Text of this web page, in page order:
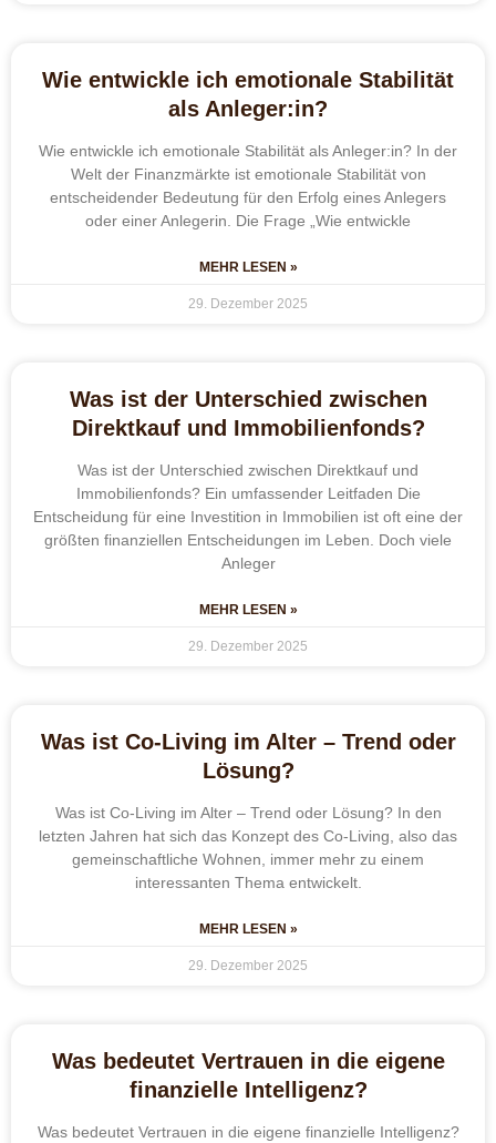
Wie entwickle ich emotionale Stabilität
als Anleger:in?
Wie entwickle ich emotionale Stabilität als Anleger:in? In der
Welt der Finanzmärkte ist emotionale Stabilität von
entscheidender Bedeutung für den Erfolg eines Anlegers
oder einer Anlegerin. Die Frage „Wie entwickle
MEHR LESEN »
29. Dezember 2025
Was ist der Unterschied zwischen
Direktkauf und Immobilienfonds?
Was ist der Unterschied zwischen Direktkauf und
Immobilienfonds? Ein umfassender Leitfaden Die
Entscheidung für eine Investition in Immobilien ist oft eine der
größten finanziellen Entscheidungen im Leben. Doch viele
Anleger
MEHR LESEN »
29. Dezember 2025
Was ist Co-Living im Alter – Trend oder
Lösung?
Was ist Co-Living im Alter – Trend oder Lösung? In den
letzten Jahren hat sich das Konzept des Co-Living, also das
gemeinschaftliche Wohnen, immer mehr zu einem
interessanten Thema entwickelt.
MEHR LESEN »
29. Dezember 2025
Was bedeutet Vertrauen in die eigene
finanzielle Intelligenz?
Was bedeutet Vertrauen in die eigene finanzielle Intelligenz?